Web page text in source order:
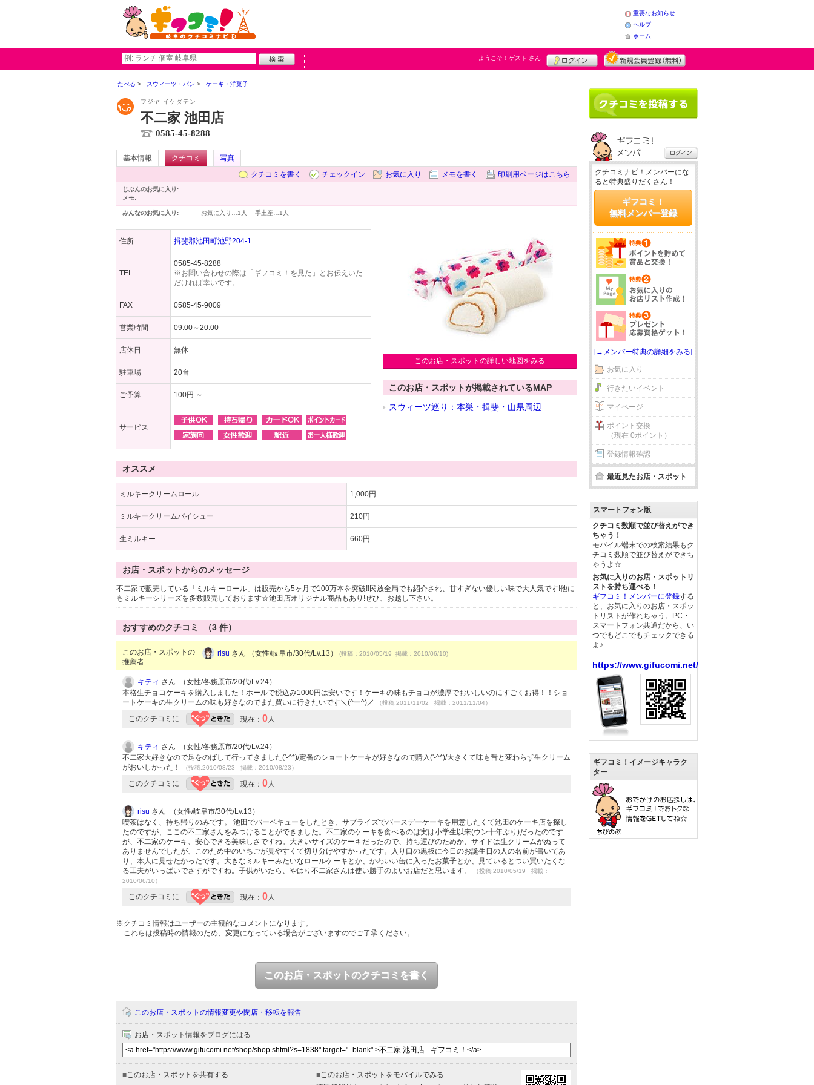
重要なお知らせ
ヘルプ
ホーム
ようこそ！ ゲスト さん
たべる スウィーツ・パン ケーキ・洋菓子
フジヤ イケダテン
不二家 池田店
0585-45-8288
基本情報 クチコミ
写真
クチコミを書く
チェックイン お気に入り メモを書く 印刷用ページはこちら
じぶんのお気に入り:
メモ:
みんなのお気に入り: お気に入り… 1人 手土産… 1人
住所 揖斐郡池田町池野204-1
TEL
0585-45-8288
※お問い合わせの際は「ギフコミ！を見た」とお伝えいた
だければ幸いです。
FAX 0585-45-9009
営業時間 09:00～20:00
店休日 無休
駐車場 20台
ご予算 100円 ～
サービス
このお店・スポットの詳しい地図をみる
このお店・スポットが掲載されているMAP
スウィーツ巡り：本巣・揖斐・山県周辺
オススメ
ミルキークリームロール 1,000円
ミルキークリームパイシュー 210円
生ミルキー 660円
お店・スポットからのメッセージ
不二家で販売している「ミルキーロール」は販売から5ヶ月で100万本を突破!!民放全局でも紹介され、甘すぎない優しい味で大人気です!他に
もミルキーシリーズを多数販売しております☆池田店オリジナル商品もあり!ぜひ、お越し下さい。
おすすめのクチコミ （3 件）
このお店・スポットの
推薦者
risu さん （女性/岐阜市/30代/Lv.13） (投稿：2010/05/19 掲載：2010/06/10)
キティ さん （女性/各務原市/20代/Lv.24）
本格生チョコケーキを購入しました！ホールで税込み1000円は安いです！ケーキの味もチョコが濃厚でおいしいのにすごくお得！！ショ
ートケーキの生クリームの味も好きなのでまた買いに行きたいです＼(^ー^)／
（投稿:2011/11/02 掲載：2011/11/04）
このクチコミに 現在： 0人
キティ さん （女性/各務原市/20代/Lv.24）
不二家大好きなので足をのばして行ってきました('-^*)/定番のショートケーキが好きなので購入('-^*)/大きくて味も昔と変わらず生クリーム
がおいしかった！
（投稿:2010/08/23 掲載：2010/08/23）
このクチコミに 現在： 0人
risu さん （女性/岐阜市/30代/Lv.13）
喫茶はなく、持ち帰りのみです。 池田でバーベキューをしたとき、サプライズでバースデーケーキを用意したくて池田のケーキ店を探し
たのですが、ここの不二家さんをみつけることができました。不二家のケーキを食べるのは実は小学生以来(ウン十年ぶり)だったのです
が、不二家のケーキ、安心できる美味しさですね。大きいサイズのケーキだったので、持ち運びのためか、サイドは生クリームがぬって
ありませんでしたが、このため中のいちごが見やすくて切り分けやすかったです。入り口の黒板に今日のお誕生日の人の名前が書いてあ
り、本人に見せたかったです。大きなミルキーみたいなロールケーキとか、かわいい缶に入ったお菓子とか、見ているとつい買いたくな
る工夫がいっぱいでさすがですね。子供がいたら、やはり不二家さんは使い勝手のよいお店だと思います。
（投稿:2010/05/19 掲載：
2010/06/10）
このクチコミに 現在： 0人
※クチコミ情報はユーザーの主観的なコメントになります。
これらは投稿時の情報のため、変更になっている場合がございますのでご了承ください。
このお店・スポットのクチコミを書く
このお店・スポットの情報変更や閉店・移転を報告
お店・スポット情報をブログにはる
■このお店・スポットを共有する ■このお店・スポットをモバイルでみる
クチコミナビ！メンバーにな
ると特典盛りだくさん！
ギフコミ！
無料メンバー登録
[→メンバー特典の詳細をみる]
お気に入り
行きたいイベント
マイページ
ポイント交換
（現在 0ポイント）
登録情報確認
最近見たお店・スポット
スマートフォン版
クチコミ数順で並び替えができ
ちゃう！
モバイル端末での検索結果もク
チコミ数順で並び替えができち
ゃうよ☆
お気に入りのお店・スポットリ
ストを持ち運べる！
ギフコミ！メンバーに登録する
と、お気に入りのお店・スポッ
トリストが作れちゃう。PC・
スマートフォン共通だから、い
つでもどこでもチェックできる
よ♪
https://www.gifucomi.net/
ギフコミ！イメージキャラク
ター